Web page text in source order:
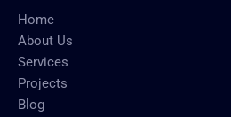
Home
About Us
Services
Projects
Blog